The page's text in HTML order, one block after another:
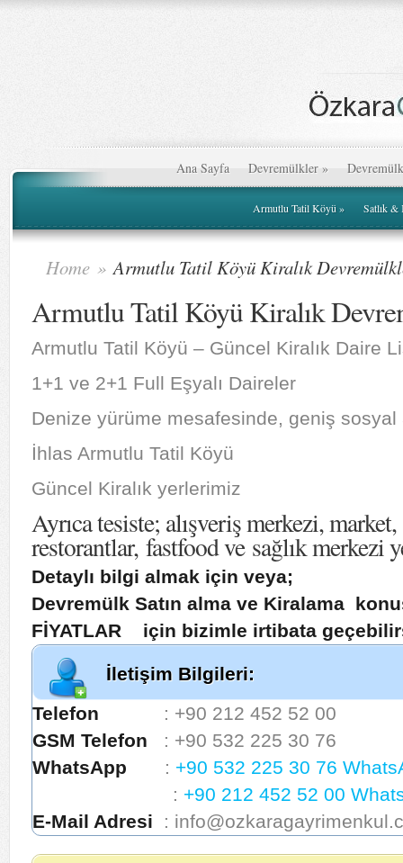
Ana Sayfa Devremülkler »
Armutlu Tatil Köyü» Satlık &
Home » Armutlu Tatil Köyü Kiralık
Armutlu Tatil Köyü Kiralık
Armutlu Tatil Köyü – Güncel Kiralık Daire
1+1 ve 2+1 Full Eşyalı Daireler
Denize yürüme mesafesinde, geniş sosyal
İhlas Armutlu Tatil Köyü
Güncel Kiralık yerlerimiz
Ayrıca tesiste; alışveriş merkezi,
restorantlar, fastfood ve sağlık merkezi
Detaylı bilgi almak için veya;
Devremülk Satın alma ve Kiralama
FİYATLAR için bizimle irtibata
İletişim Bilgileri:
Telefon : +90 212 452 52 00
GSM Telefon
: +90 532 225 30 76
WhatsApp : +90 532 225 30 76
: +90 212 452 52 00
E-Mail Adresi
: